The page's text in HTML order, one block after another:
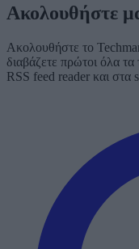
Ακολουθήστε
Ακολουθήστε το
διαβάζετε πρώτοι όλα
RSS feed reader και στα